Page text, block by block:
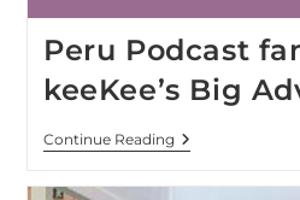
Peru Podcast
keeKee’s Big
Continue Reading